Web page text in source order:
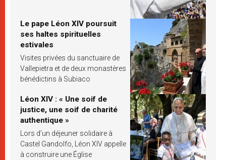
Le pape Léon XIV poursuit
ses haltes spirituelles
estivales
Visites privées du sanctuaire de
Vallepietra et de deux monastères
bénédictins à Subiaco
Léon XIV : « Une soif de
justice, une soif de charité
authentique »
Lors d’un déjeuner solidaire à
Castel Gandolfo, Léon XIV appelle
à construire une Église